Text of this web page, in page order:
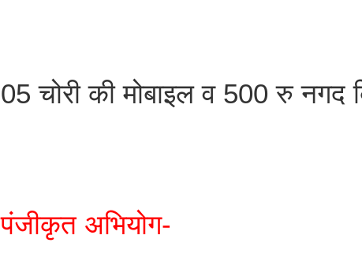
05 चोरी की मोबाइल व 500 रु नगद
पंजीकृत अभियोग-